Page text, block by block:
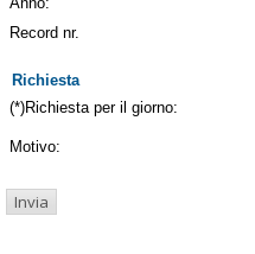
Record nr.
Richiesta
(*)Richiesta per il giorno:
Motivo: